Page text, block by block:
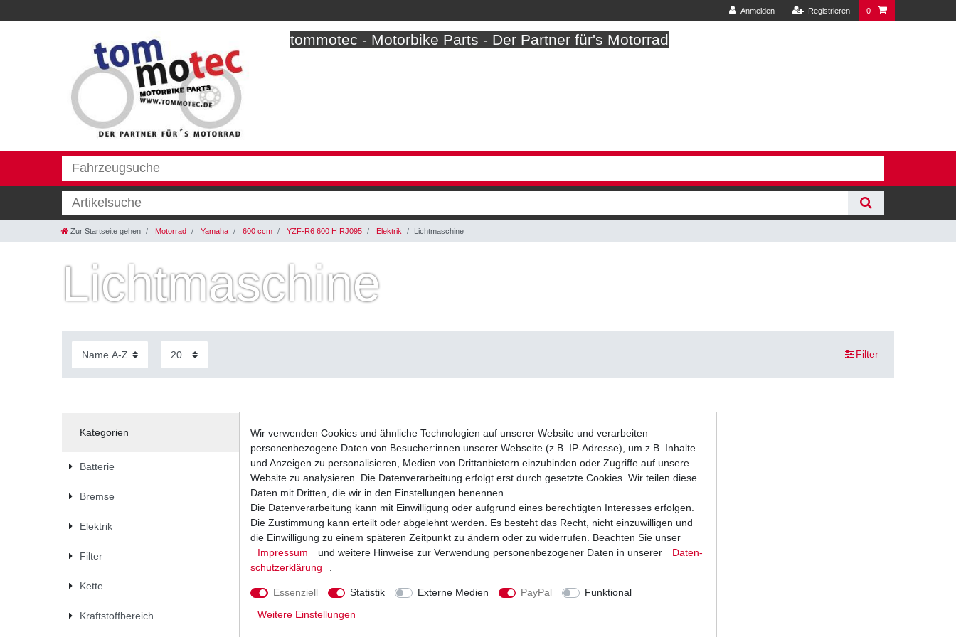
Anmelden Registrieren 0
tommotec - Motorbike Parts - Der Partner für's Motorrad
Zur Startseite gehen Motorrad Yamaha 600 ccm YZF-R6 600 H RJ095 Elektrik Lichtmaschine
Lichtmaschine
Filter
Kategorien
Batterie
Bremse
Elektrik
Filter
Kette
Kraftstoffbereich
Dichtung Lichtmaschine Yamaha YZF 600 R6 YZF
Wir verwenden Cookies und ähnliche Technologien auf unserer Website und verarbeiten
personenbezogene Daten von Besucher:innen unserer Webseite (z.B. IP-Adresse), um z.B. Inhalte
und Anzeigen zu personalisieren, Medien von Drittanbietern einzubinden oder Zugriffe auf unsere
Website zu analysieren. Die Datenverarbeitung erfolgt erst durch gesetzte Cookies. Wir teilen diese
Daten mit Dritten, die wir in den Einstellungen benennen.
Die Datenverarbeitung kann mit Einwilligung oder aufgrund eines berechtigten Interesses erfolgen.
Die Zustimmung kann erteilt oder abgelehnt werden. Es besteht das Recht, nicht einzuwilligen und
die Einwilligung zu einem späteren Zeitpunkt zu ändern oder zu widerrufen. Beachten Sie unser
Impressum
und weitere Hinweise zur Verwendung personenbezogener Daten in unserer
Daten­
schutz­erklärung
Essenziell Statistik Externe Medien PayPal
Funktional
Weitere Einstellungen